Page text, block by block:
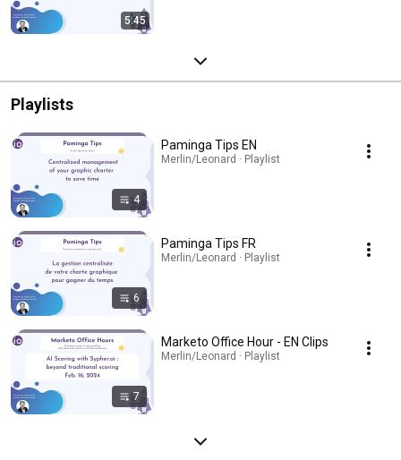
5:45
Playlists
4
Paminga Tips EN
Merlin/Leonard · Playlist
6
Paminga Tips FR
Merlin/Leonard · Playlist
7
Marketo Office Hour - EN Clips
Merlin/Leonard · Playlist